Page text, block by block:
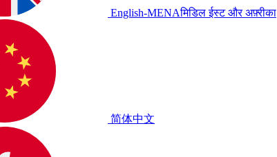
English-MENAमिडिल ईस्ट और अफ़्रीका
简体中文